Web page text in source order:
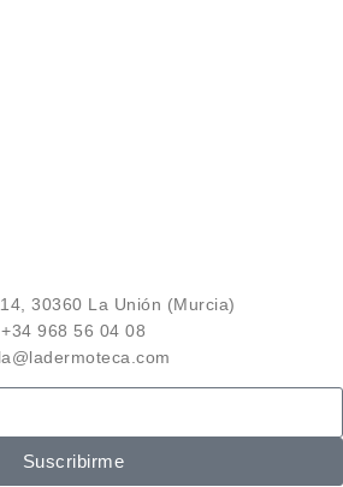
30360 La Unión (Murcia)
+34 968 56 04 08
Suscribirme